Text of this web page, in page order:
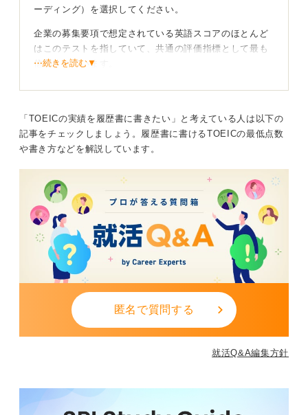
ーディング）を選択してください。
企業の募集要項で想定されている英語スコアのほとんど
はこのテストを指していて、共通の評価指標として最も
信頼されています。
目標スコアは、一般企業なら600点、グローバルな環境
を目指すなら700〜800点以上が一つの目安です。
スコアを伸ばす姿勢をセットでアピールしましょう。
高得点が取れなくても、努力のプロセスを語ることがで
きれば、立派な自己PRになります。
公式テストのスコアを武器に自分の可能性を広げる
大学内で受けられるIPテストも有効な場合、公式認定証
が必要な企業や外資系を目指すなら、公開テストの受験
が必須です。
英語力は一朝一夕には身に付かないものの、TOEICは対
策次第でスコアが伸びやすい試験でもあります。
受験して現在地を知ることから始めましょう。
⋯続きを読む▼
「TOEICの実績を履歴書に書きたい」と考えている人は以下の
記事をチェックしましょう。履歴書に書けるTOEICの最低点数
や書き方などを解説しています。
匿名で質問する
就活Q&A編集方針